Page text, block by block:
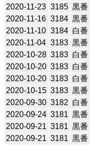
2020-11-23 3185 黒番
2020-11-16 3184 黒番
2020-11-10 3184 白番
2020-11-04 3183 黒番
2020-10-28 3183 白番
2020-10-20 3183 白番
2020-10-20 3183 白番
2020-10-15 3183 黒番
2020-09-30 3182 白番
2020-09-24 3181 黒番
2020-09-21 3181 黒番
2020-09-21 3181 黒番